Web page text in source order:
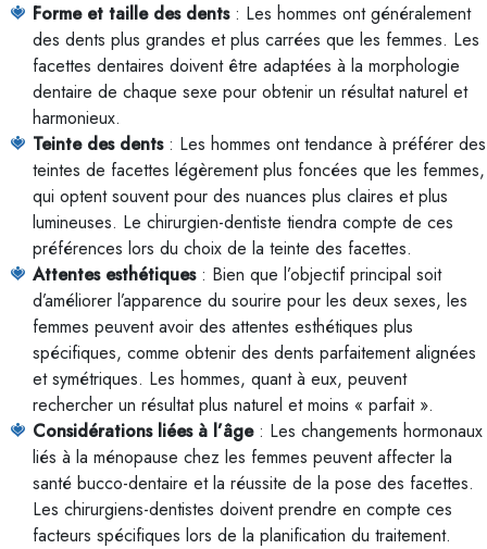
Forme et taille des dents: Les hommes ont généralement
des dents plus grandes et plus carrées que les femmes. Les
facettes dentaires doivent être adaptées à la morphologie
dentaire de chaque sexe pour obtenir un résultat naturel et
harmonieux.
Teinte des dents: Les hommes ont tendance à préférer des
teintes de facettes légèrement plus foncées que les femmes,
qui optent souvent pour des nuances plus claires et plus
lumineuses. Le chirurgien-dentiste tiendra compte de ces
préférences lors du choix de la teinte des facettes.
Attentes esthétiques: Bien que l’objectif principal soit
d’améliorer l’apparence du sourire pour les deux sexes, les
femmes peuvent avoir des attentes esthétiques plus
spécifiques, comme obtenir des dents parfaitement alignées
et symétriques. Les hommes, quant à eux, peuvent
rechercher un résultat plus naturel et moins « parfait ».
Considérations liées à l’âge: Les changements hormonaux
liés à la ménopause chez les femmes peuvent affecter la
santé bucco-dentaire et la réussite de la pose des facettes.
Les chirurgiens-dentistes doivent prendre en compte ces
facteurs spécifiques lors de la planification du traitement.